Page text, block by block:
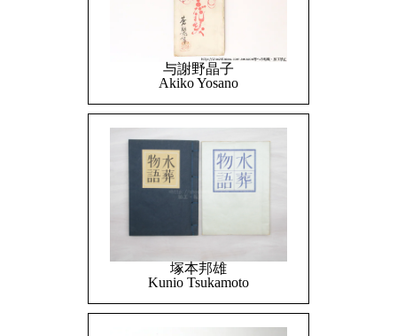
与謝野晶子
Akiko Yosano
塚本邦雄
Kunio Tsukamoto